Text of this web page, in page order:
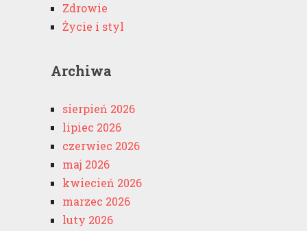
Zdrowie
Życie i styl
Archiwa
sierpień 2026
lipiec 2026
czerwiec 2026
maj 2026
kwiecień 2026
marzec 2026
luty 2026